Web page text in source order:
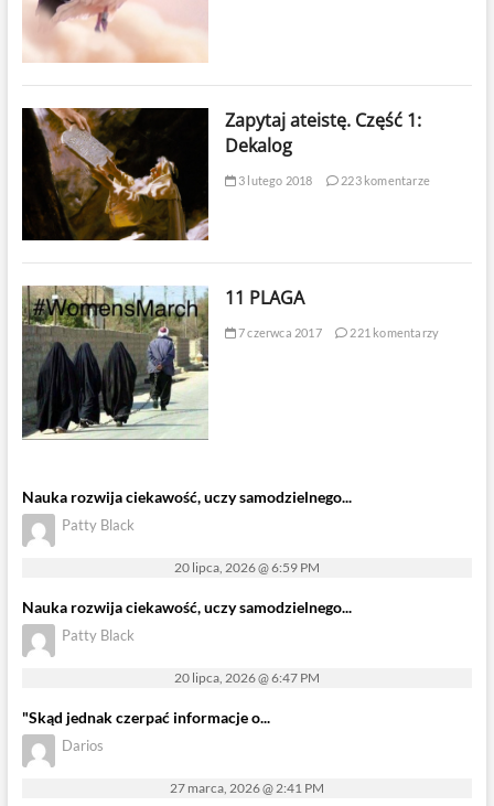
Zapytaj ateistę. Część 1:
Dekalog
3 lutego 2018 223 komentarze
11 PLAGA
7 czerwca 2017 221 komentarzy
Nauka rozwija ciekawość, uczy samodzielnego...
Patty Black
20 lipca, 2026 @ 6:59 PM
Nauka rozwija ciekawość, uczy samodzielnego...
Patty Black
20 lipca, 2026 @ 6:47 PM
"Skąd jednak czerpać informacje o...
Darios
27 marca, 2026 @ 2:41 PM